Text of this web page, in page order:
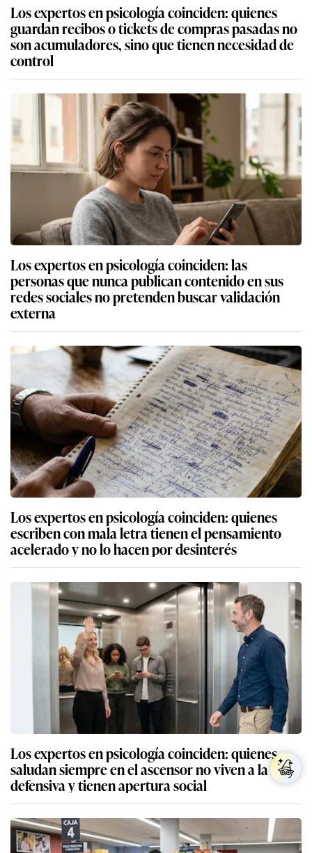
Los expertos en psicología coinciden: quienes
guardan recibos o tickets de compras pasadas no
son acumuladores, sino que tienen necesidad de
control
Los expertos en psicología coinciden: las
personas que nunca publican contenido en sus
redes sociales no pretenden buscar validación
externa
Los expertos en psicología coinciden: quienes
escriben con mala letra tienen el pensamiento
acelerado y no lo hacen por desinterés
Los expertos en psicología coinciden: quienes
saludan siempre en el ascensor no viven a la
defensiva y tienen apertura social